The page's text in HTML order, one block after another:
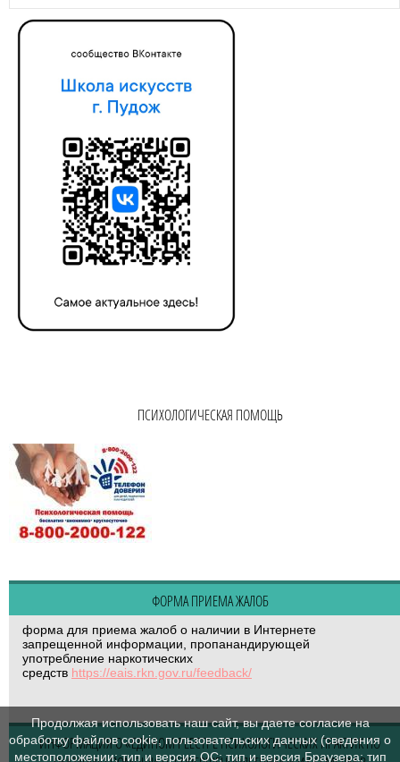
ПСИХОЛОГИЧЕСКАЯ ПОМОЩЬ
ФОРМА ПРИЕМА ЖАЛОБ
форма для приема жалоб о наличии в Интернете
запрещенной информации, пропанандирующей
употребление наркотических
средств https://eais.rkn.gov.ru/feedback/
ИНФОРМАЦИЯ О «ЕДИНОМ РЕЕСТРЕ ПСИХОЛОГИЧЕСКИХ ПРАКТИК ПО
Продолжая использовать наш сайт, вы даете согласие на
обработку файлов cookie, пользовательских данных (сведения о
местоположении; тип и версия ОС; тип и версия Браузера; тип